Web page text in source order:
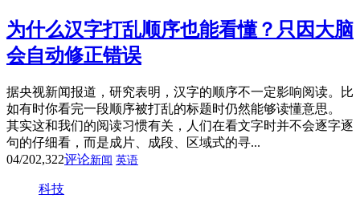
为什么汉字打乱顺序也能看懂？只因大脑
会自动修正错误
据央视新闻报道，研究表明，汉字的顺序不一定影响阅读。比
如有时你看完一段顺序被打乱的标题时仍然能够读懂意思。
其实这和我们的阅读习惯有关，人们在看文字时并不会逐字逐
句的仔细看，而是成片、成段、区域式的寻...
04/202,322评论新闻 英语
科技